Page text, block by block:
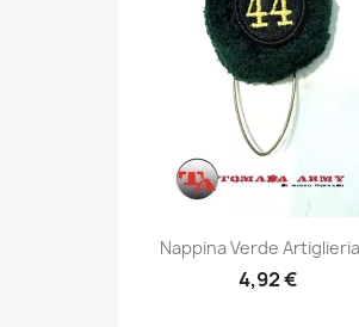
Anteprima
Nappina Verde
4,92 €